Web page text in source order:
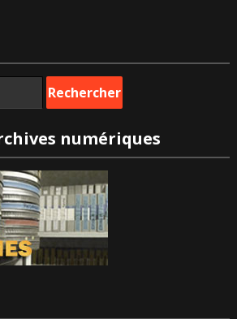
numériques